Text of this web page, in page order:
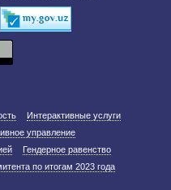
Интерактивные услуги
управление
Гендерное равенство
по итогам 2023 года